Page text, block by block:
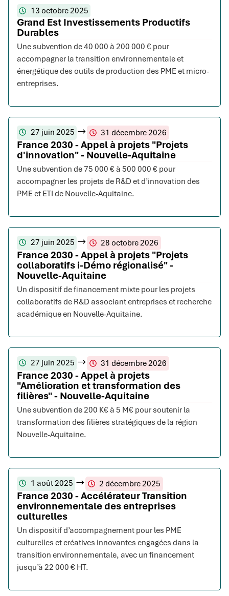
13 octobre 2025
Grand Est Investissements Productifs
Durables
Une subvention de 40 000 à 200 000 € pour
accompagner la transition environnementale et
énergétique des outils de production des PME et micro-
entreprises.
27 juin 2025 31 décembre 2026
France 2030 - Appel à projets "Projets
d'innovation" - Nouvelle-Aquitaine
Une subvention de 75 000 € à 500 000 € pour
accompagner les projets de R&D et d’innovation des
PME et ETI de Nouvelle-Aquitaine.
27 juin 2025 28 octobre 2026
France 2030 - Appel à projets "Projets
collaboratifs i-Démo régionalisé" -
Nouvelle-Aquitaine
Un dispositif de financement mixte pour les projets
collaboratifs de R&D associant entreprises et recherche
académique en Nouvelle-Aquitaine.
27 juin 2025 31 décembre 2026
France 2030 - Appel à projets
"Amélioration et transformation des
filières" - Nouvelle-Aquitaine
Une subvention de 200 K€ à 5 M€ pour soutenir la
transformation des filières stratégiques de la région
Nouvelle-Aquitaine.
1 août 2025 2 décembre 2025
France 2030 - Accélérateur Transition
environnementale des entreprises
culturelles
Un dispositif d’accompagnement pour les PME
culturelles et créatives innovantes engagées dans la
transition environnementale, avec un financement
jusqu’à 22 000 € HT.